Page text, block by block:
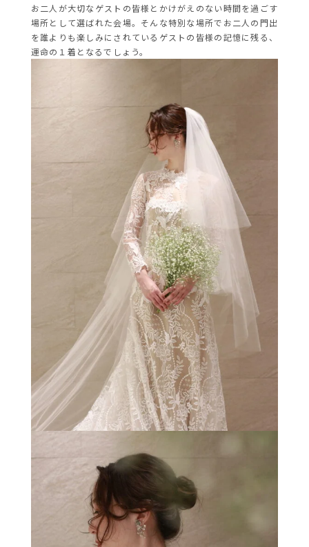
お二人が大切なゲストの皆様とかけがえのない時間を過ごす
場所として選ばれた会場。そんな特別な場所でお二人の門出
を誰よりも楽しみにされているゲストの皆様の記憶に残る、
運命の１着となるでしょう。